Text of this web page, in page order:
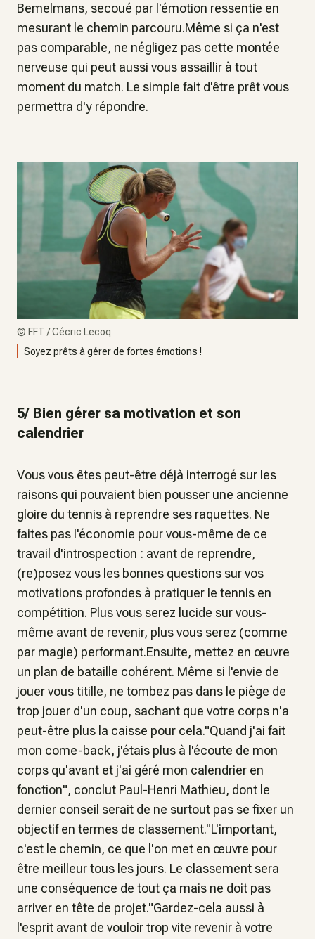
Bemelmans, secoué par l'émotion ressentie en
mesurant le chemin parcouru.Même si ça n'est
pas comparable, ne négligez pas cette montée
nerveuse qui peut aussi vous assaillir à tout
moment du match. Le simple fait d'être prêt vous
permettra d'y répondre.
© FFT / Cécric Lecoq
Soyez prêts à gérer de fortes émotions !
5/ Bien gérer sa motivation et son
calendrier
Vous vous êtes peut-être déjà interrogé sur les
raisons qui pouvaient bien pousser une ancienne
gloire du tennis à reprendre ses raquettes. Ne
faites pas l'économie pour vous-même de ce
travail d'introspection : avant de reprendre,
(re)posez vous les bonnes questions sur vos
motivations profondes à pratiquer le tennis en
compétition. Plus vous serez lucide sur vous-
même avant de revenir, plus vous serez (comme
par magie) performant.Ensuite, mettez en œuvre
un plan de bataille cohérent. Même si l'envie de
jouer vous titille, ne tombez pas dans le piège de
trop jouer d'un coup, sachant que votre corps n'a
peut-être plus la caisse pour cela."Quand j'ai fait
mon come-back, j'étais plus à l'écoute de mon
corps qu'avant et j'ai géré mon calendrier en
fonction", conclut Paul-Henri Mathieu, dont le
dernier conseil serait de ne surtout pas se fixer un
objectif en termes de classement."L'important,
c'est le chemin, ce que l'on met en œuvre pour
être meilleur tous les jours. Le classement sera
une conséquence de tout ça mais ne doit pas
arriver en tête de projet."Gardez-cela aussi à
l'esprit avant de vouloir trop vite revenir à votre